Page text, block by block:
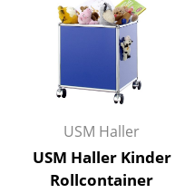
... alle Accessoires
Zuhause
USM Haller
USM Haller Kinder
Rollcontainer